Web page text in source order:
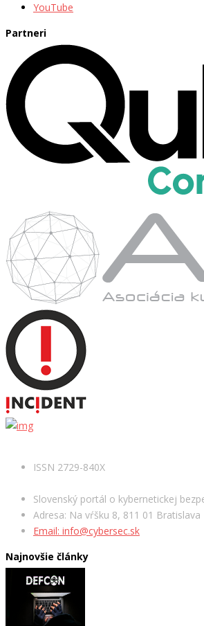
YouTube
Partneri
ISSN 2729-840X
Slovenský portál o kybernetickej
Adresa: Na vŕšku 8, 811 01 Bratislava
Email: info@cybersec.sk
Najnovšie články